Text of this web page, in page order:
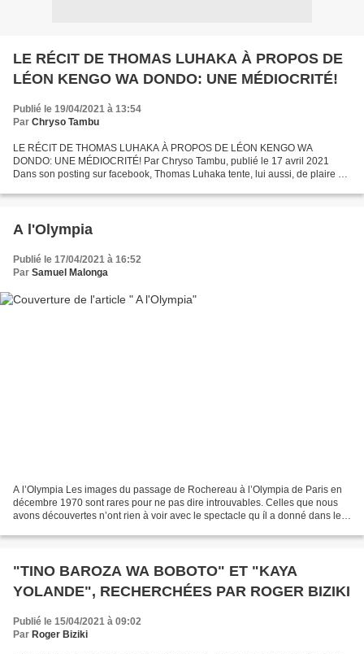
LE RÉCIT DE THOMAS LUHAKA À PROPOS DE
LÉON KENGO WA DONDO: UNE MÉDIOCRITÉ!
Publié le 19/04/2021 à 13:54
Par Chryso Tambu
LE RÉCIT DE THOMAS LUHAKA À PROPOS DE LÉON KENGO WA
DONDO: UNE MÉDIOCRITÉ! Par Chryso Tambu, publié le 17 avril 2021
Dans son posting sur facebook, Thomas Luhaka tente, lui aussi, de plaire à
A l'Olympia
Publié le 17/04/2021 à 16:52
Par Samuel Malonga
A l’Olympia Les images du passage de Rochereau à l’Olympia de Paris en
décembre 1970 sont rares pour ne pas dire introuvables. Celles que nous
avons découvertes n’ont rien à voir avec le spectacle qu íl a donné dans le
"TINO BAROZA WA BOBOTO" ET "KAYA
YOLANDE", RECHERCHÉES PAR ROGER BIZIKI
Publié le 15/04/2021 à 09:02
Par Roger Biziki